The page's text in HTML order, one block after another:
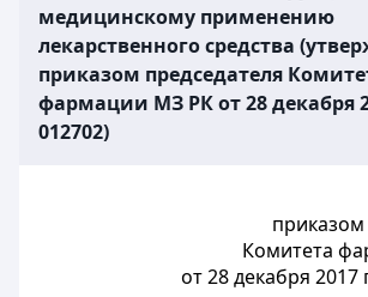
медицинскому применению
лекарственного средства
приказом председателя
фармации МЗ РК от 28 декабря
012702)
приказом
Комитета
от 28 декабря